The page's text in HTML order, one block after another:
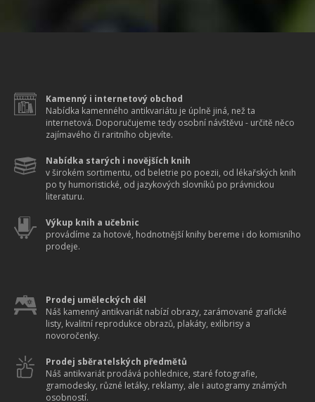
Kamenný i internetový obchod
Nabídka kamenného antikvariátu je úplně jiná, než ta
internetová. Doporučujeme tedy osobní návštěvu - určitě něco
zajímavého či raritního objevíte.
Nabídka starých i novějších knih
v širokém sortimentu, od beletrie po poezii, od lékařských knih
po ty humoristické, od jazykových slovníků po právnickou
literaturu.
Výkup knih a učebnic
provádíme za hotové, hodnotnější knihy bereme i do komisního
prodeje.
Prodej uměleckých děl
Náš kamenný antikvariát nabízí obrazy, zarámované grafické
listy, kvalitní reprodukce obrazů, plakáty, exlibrisy a
novoročenky.
Prodej sběratelských předmětů
Náš antikvariát prodává pohlednice, staré fotografie,
gramodesky, různé letáky, reklamy, ale i autogramy známých
osobností.